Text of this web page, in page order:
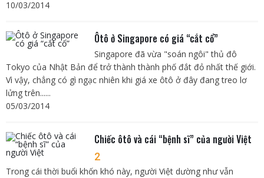
10/03/2014
Ôtô ở Singapore có giá “cắt cổ”
Singapore đã vừa "soán ngôi" thủ đô
Tokyo của Nhật Bản để trở thành thành phố đắt đỏ nhất thế giới.
Vì vậy, chẳng có gì ngạc nhiên khi giá xe ôtô ở đây đang treo lơ
lửng trên......
05/03/2014
Chiếc ôtô và cái “bệnh sĩ” của người Việt
2
Trong cái thời buổi khốn khó này, người Việt dường như vẫn